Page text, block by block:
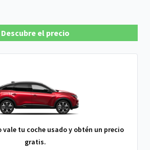
Descubre el precio
vale tu coche usado y obtén un precio
gratis.